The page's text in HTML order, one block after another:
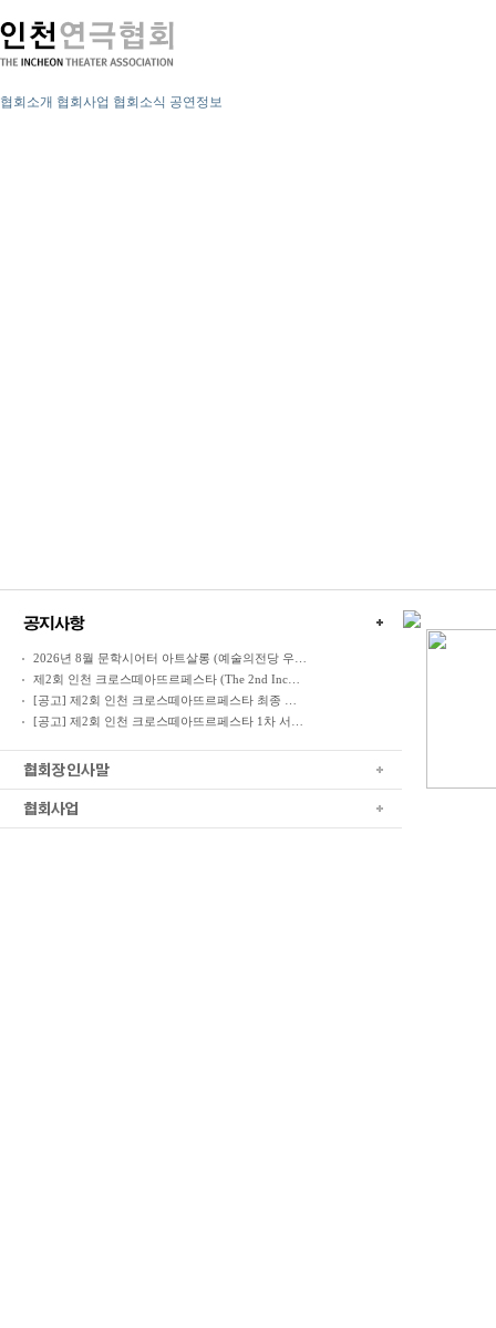
협회소개 협회사업 협회소식 공연정보
2026년 8월 문학시어터 아트살롱 (예술의전당 우…
제2회 인천 크로스떼아뜨르페스타 (The 2nd Inc…
[공고] 제2회 인천 크로스떼아뜨르페스타 최종 …
[공고] 제2회 인천 크로스떼아뜨르페스타 1차 서…